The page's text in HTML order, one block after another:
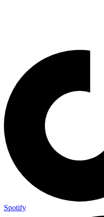
Spotify